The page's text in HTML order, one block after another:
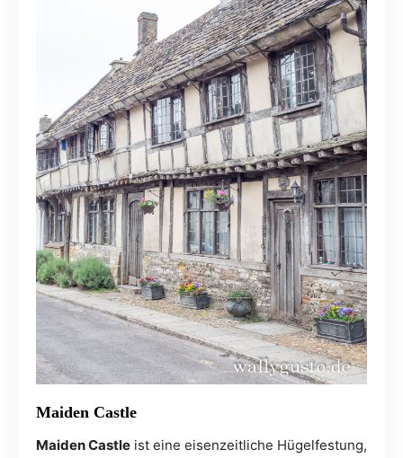
Maiden Castle
Maiden Castle ist eine eisenzeitliche Hügelfestung,